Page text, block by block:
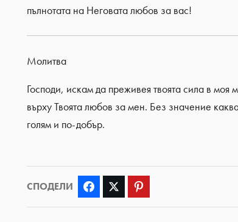
пълнотата на Неговата любов за вас!
Молитва
Господи, искам да преживея твоята сила в
върху Твоята любов за мен. Без значение
голям и по-добър.
СПОДЕЛИ Facebook Twitter